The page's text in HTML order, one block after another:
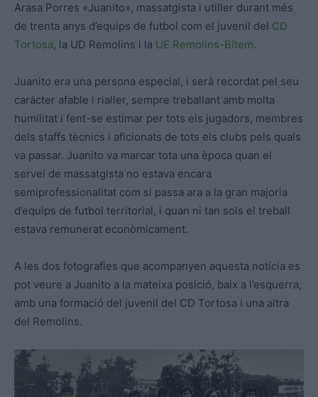
Arasa Porres «Juanito», massatgista i utiller durant més
de trenta anys d’equips de futbol com el juvenil del CD
Tortosa, la UD Remolins i la UE Remolins-Bítem.
Juanito era una persona especial, i serà recordat pel seu
caràcter afable i rialler, sempre treballant amb molta
humilitat i fent-se estimar per tots els jugadors, membres
dels staffs tècnics i aficionats de tots els clubs pels quals
va passar. Juanito va marcar tota una època quan el
servei de massatgista no estava encara
semiprofessionalitat com si passa ara a la gran majoria
d’equips de futbol territorial, i quan ni tan sols el treball
estava remunerat econòmicament.
A les dos fotografies que acompanyen aquesta notícia es
pot veure a Juanito a la mateixa posició, baix a l’esquerra,
amb una formació del juvenil del CD Tortosa i una altra
del Remolins.